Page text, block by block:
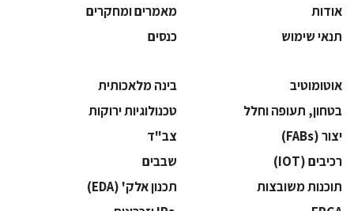
אודות
מאמרים ומחקרים
תנאי שימוש
כנסים
אוטומוטיב
בינה מלאכותית
בטחון, תעופה וחלל
‫טכנולוגיות ירוקות‬
‫יצור (‪(FABs‬‬
‫צב"ד‬
‫רכיבים‬ (IOT)
‫שבבים‬
‫תוכנות משובצות‬
‫תכנון אלק' (‪(EDA‬‬